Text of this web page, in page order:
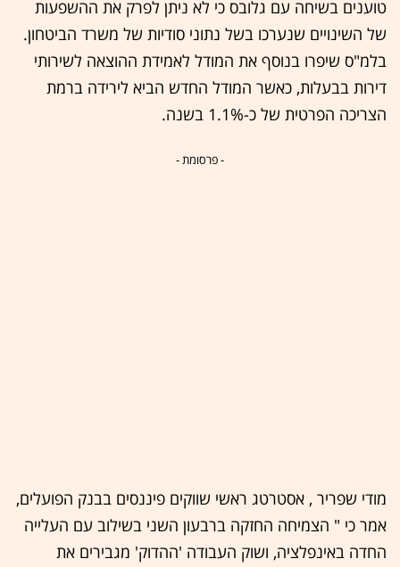
טוענים בשיחה עם גלובס כי לא ניתן לפרק את ההשפעות
של השינויים שנערכו בשל נתוני סודיות של משרד הביטחון.
בלמ"ס שיפרו בנוסף את המודל לאמידת ההוצאה לשירותי
דירות בבעלות, כאשר המודל החדש הביא לירידה ברמת
הצריכה הפרטית של כ-1.1% בשנה.
- פרסומת -
מודי שפריר , אסטרטג ראשי שווקים פיננסים בבנק הפועלים,
אמר כי " הצמיחה החזקה ברבעון השני בשילוב עם העלייה
החדה באינפלציה, ושוק העבודה 'ההדוק' מגבירים את